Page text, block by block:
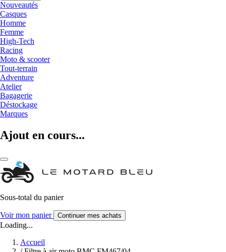
Nouveautés
Casques
Homme
Femme
High-Tech
Racing
Moto & scooter
Tout-terrain
Adventure
Atelier
Bagagerie
Déstockage
Marques
Ajout en cours...
Sous-total du panier
Voir mon panier Continuer mes achats
Loading...
Accueil